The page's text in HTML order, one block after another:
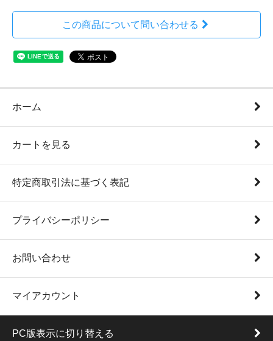
この商品について問い合わせる
ホーム
カートを見る
特定商取引法に基づく表記
プライバシーポリシー
お問い合わせ
マイアカウント
PC版表示に切り替える